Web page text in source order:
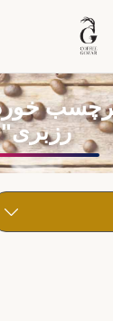
رزبری"